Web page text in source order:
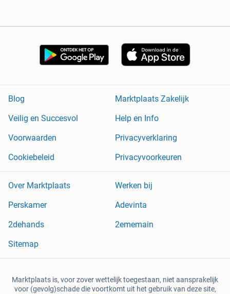
Blog
Marktplaats Zakelijk
Veilig en Succesvol
Help en Info
Voorwaarden
Privacyverklaring
Cookiebeleid
Privacyvoorkeuren
Over Marktplaats
Werken bij
Perskamer
Adevinta
2dehands
2ememain
Sitemap
Marktplaats is, voor zover wettelijk toegestaan, niet aansprakelijk
voor (gevolg)schade die voortkomt uit het gebruik van deze site,